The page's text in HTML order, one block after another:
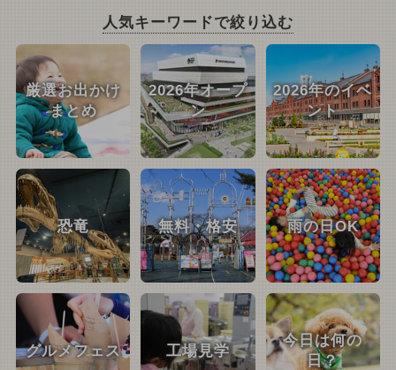
人気キーワードで絞り込む
厳選お出かけ
まとめ
2026年オープ
ン
2026年のイベ
ント
恐竜 無料・格安 雨の日OK
グルメフェス 工場見学
今日は何の
日？